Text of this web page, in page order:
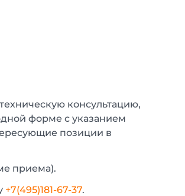
консультацию,
форме с указанием
позиции в
приема).
+7(495)181-67-37.